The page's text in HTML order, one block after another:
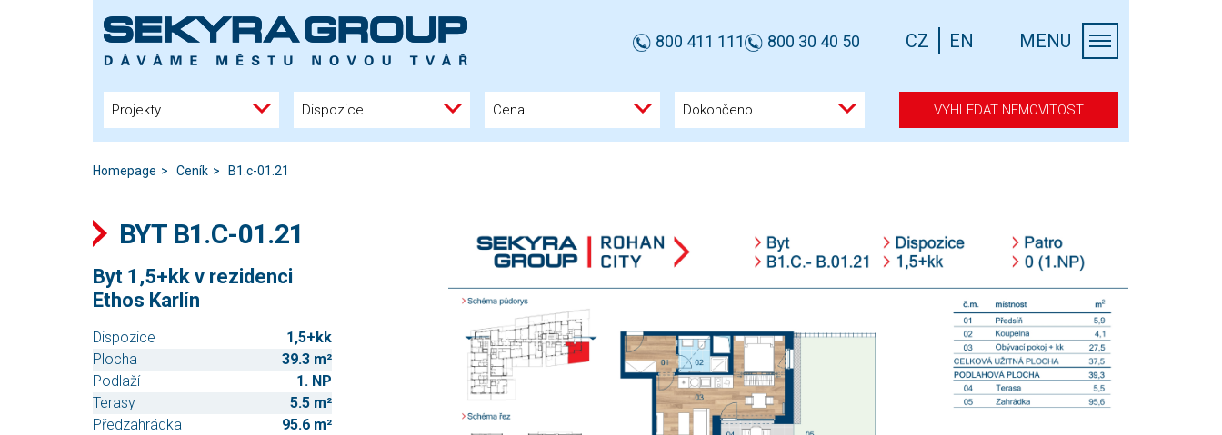
800 411 111 800 30 40 50 CZ EN MENU
Projekty Dispozice Cena Dokončeno VYHLEDAT NEMOVITOST
Homepage Ceník B1.c-01.21
BYT B1.C-01.21
Byt 1,5+kk v rezidenci
Ethos Karlín
Dispozice
1,5+kk
Plocha
39.3 m²
Podlaží
1. NP
Terasy
5.5 m²
Předzahrádka
95.6 m²